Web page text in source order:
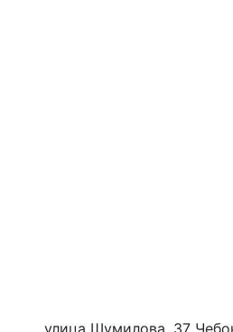
улица Шумилова, 37